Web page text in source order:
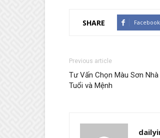
SHARE Facebook
Previous article
Tư Vấn Chọn Màu Sơn
Tuổi và Mệnh